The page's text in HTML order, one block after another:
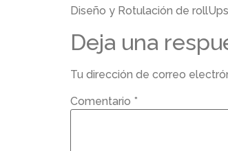
Diseño y Rotulación de
Deja una
Tu dirección de correo
Comentario *